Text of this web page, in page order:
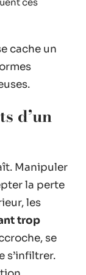
cache un
d’un
Manipuler
la perte
les
trop
se
s’infiltrer.